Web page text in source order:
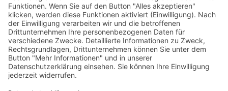
HOTLINE
PURELINK.DE